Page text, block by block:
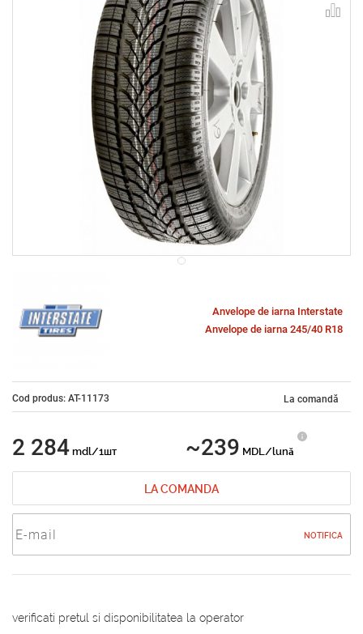
Anvelope de iarna Interstate
Anvelope de iarna 245/40 R18
Cod produs: AT-11173 La comandă
2 284 mdl/1шт ~239 MDL/lună
LA COMANDA
NOTIFICA
verificati pretul si disponibilitatea la operator